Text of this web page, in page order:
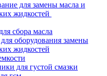
для замены масла и
жидкостей
сбора масла
оборудования замены
жидкостей
для густой смазки